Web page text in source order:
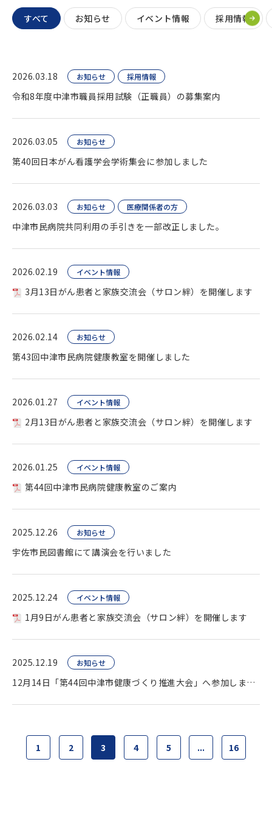
すべて お知らせ イベント情報 採用情報
2026.03.18 お知らせ 採用情報
令和8年度中津市職員採用試験（正職員）の募集案内
2026.03.05 お知らせ
第40回日本がん看護学会学術集会に参加しました
2026.03.03 お知らせ 医療関係者の方
中津市民病院共同利用の手引きを一部改正しました。
2026.02.19 イベント情報
3月13日がん患者と家族交流会（サロン絆）を開催します
2026.02.14 お知らせ
第43回中津市民病院健康教室を開催しました
2026.01.27 イベント情報
2月13日がん患者と家族交流会（サロン絆）を開催します
2026.01.25 イベント情報
第44回中津市民病院健康教室のご案内
2025.12.26 お知らせ
宇佐市民図書館にて講演会を行いました
2025.12.24 イベント情報
1月9日がん患者と家族交流会（サロン絆）を開催します
2025.12.19 お知らせ
12月14日「第44回中津市健康づくり推進大会」へ参加しました
1 2 3 4 5 ... 16